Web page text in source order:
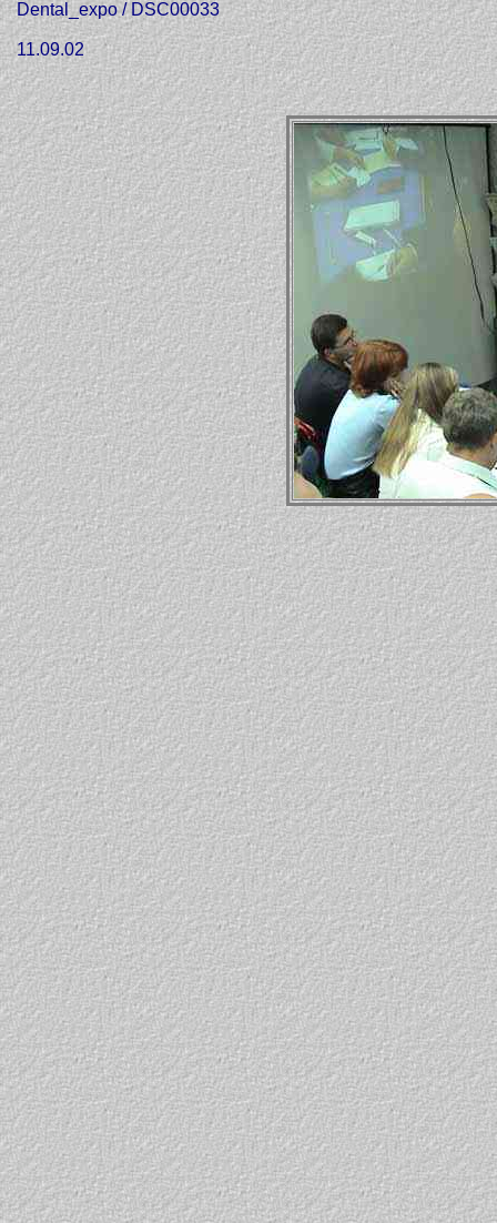
Dental_expo / DSC00033
11.09.02